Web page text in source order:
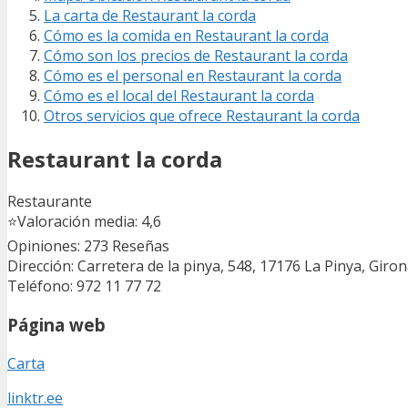
La carta de Restaurant la corda
Cómo es la comida en Restaurant la corda
Cómo son los precios de Restaurant la corda
Cómo es el personal en Restaurant la corda
Cómo es el local del Restaurant la corda
Otros servicios que ofrece Restaurant la corda
Restaurant la corda
Restaurante
⭐Valoración media: 4,6
Opiniones: 273 Reseñas
Dirección: Carretera de la pinya, 548, 17176 La Pinya,
Teléfono: 972 11 77 72
Página web
Carta
linktr.ee